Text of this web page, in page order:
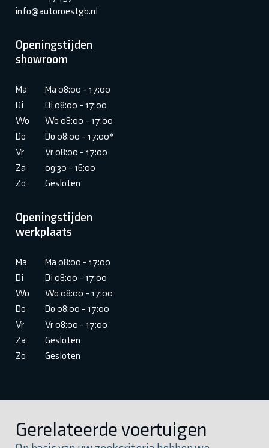
info@autoroestgb.nl
Openingstijden
showroom
Ma
Ma 08:00 - 17:00
Di
Di 08:00 - 17:00
Wo
Wo 08:00 - 17:00
Do
Do 08:00 - 17:00*
Vr
Vr 08:00 - 17:00
Za
09:30 - 16:00
Zo
Gesloten
Openingstijden
werkplaats
Ma
Ma 08:00 - 17:00
Di
Di 08:00 - 17:00
Wo
Wo 08:00 - 17:00
Do
Do 08:00 - 17:00
Vr
Vr 08:00 - 17:00
Za
Gesloten
Zo
Gesloten
Gerelateerde voertuigen